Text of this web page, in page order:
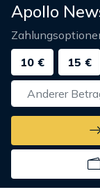
Apollo
10 €
15 €